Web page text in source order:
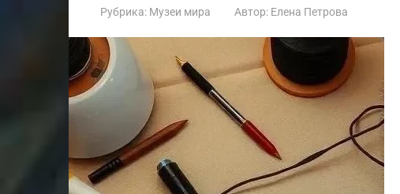
Рубрика: Музеи мира Автор: Елена Петрова